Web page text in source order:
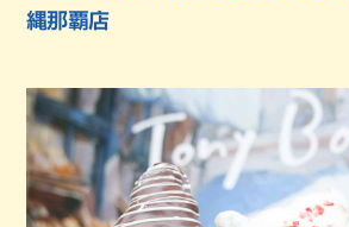
縄那覇店